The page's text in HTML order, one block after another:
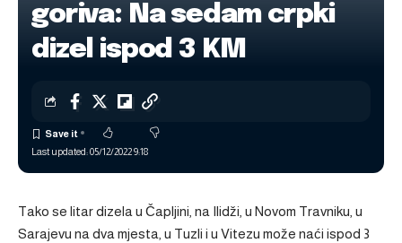
goriva: Na sedam crpki
dizel ispod 3 KM
Last updated: 05/12/2022 9:18
Tako se litar dizela u Čapljini, na Ilidži, u Novom Travniku, u
Sarajevu na dva mjesta, u Tuzli i u Vitezu može naći ispod 3